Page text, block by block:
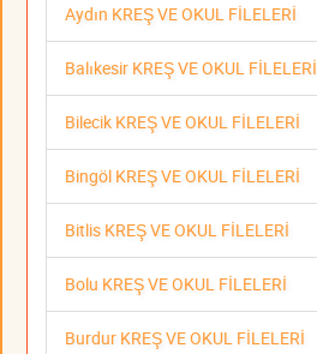
Aydın KREŞ VE OKUL FİLELERİ
Balıkesir KREŞ VE OKUL FİLELERİ
Bilecik KREŞ VE OKUL FİLELERİ
Bingöl KREŞ VE OKUL FİLELERİ
Bitlis KREŞ VE OKUL FİLELERİ
Bolu KREŞ VE OKUL FİLELERİ
Burdur KREŞ VE OKUL FİLELERİ